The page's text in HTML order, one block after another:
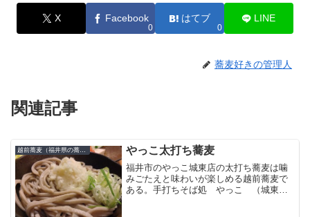
X Facebook
0
はてブ
0
LINE
蕎麦好きの管理人
関連記事
越前蕎麦（福井県の蕎麦） やっこ太打ち蕎麦
福井市のやっこ城東店の太打ち蕎麦は噛
みごたえと味わいが楽しめる越前蕎麦で
ある。手打ちそば処 やっこ （城東）